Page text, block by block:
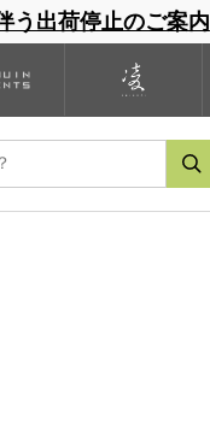
う出荷停止のご案内
商品一覧